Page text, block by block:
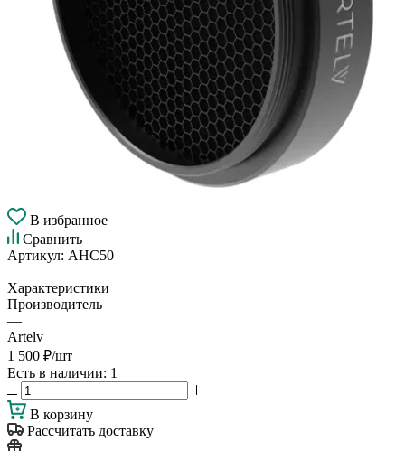
В избранное
Сравнить
Артикул: AHC50
Характеристики
Производитель
—
Artelv
1 500 ₽/шт
Есть в наличии: 1
В корзину
Рассчитать доставку